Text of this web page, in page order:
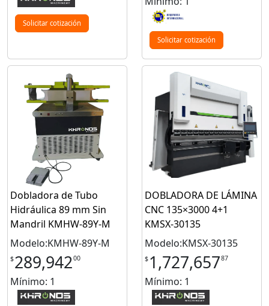
Solicitar cotización
Solicitar cotización
Dobladora de Tubo
Hidráulica 89 mm Sin
Mandril KMHW-89Y-M
Modelo:KMHW-89Y-M
$289,94200
Mínimo: 1
DOBLADORA DE LÁMINA
CNC 135×3000 4+1
KMSX-30135
Modelo:KMSX-30135
$ 1,727,65787
Mínimo: 1